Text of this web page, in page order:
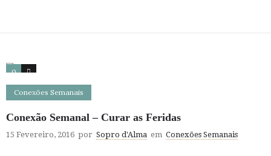
0 2
Conexões Semanais
Conexão Semanal – Curar as Feridas
15 Fevereiro, 2016 por Sopro d'Alma em Conexões Semanais